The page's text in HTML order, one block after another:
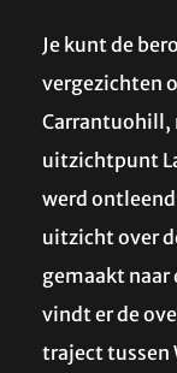
Je kunt de
vergezichten
Carrantuohill,
uitzichtpunt
werd
uitzicht over
gemaakt
vindt er de
traject tussen